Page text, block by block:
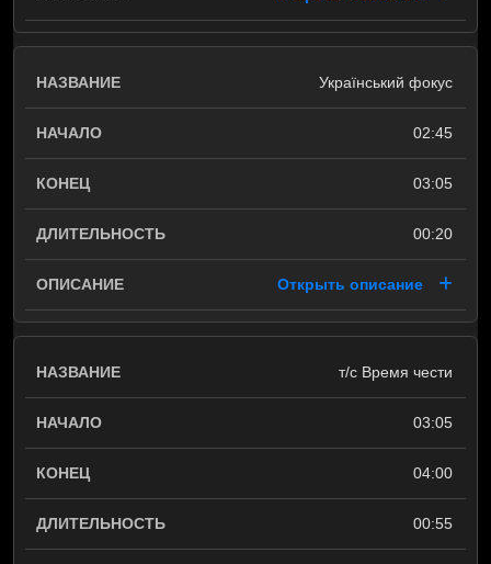
Український фокус
02:45
03:05
00:20
Открыть описание
т/с Время чести
03:05
04:00
00:55